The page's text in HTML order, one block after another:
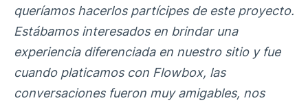
queríamos hacerlos partícipes de este proyecto.
Estábamos interesados en brindar una
experiencia diferenciada en nuestro sitio y fue
cuando platicamos con Flowbox, las
conversaciones fueron muy amigables, nos